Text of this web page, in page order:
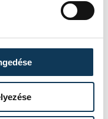
japán